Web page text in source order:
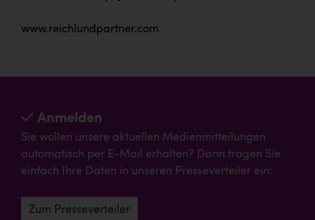
www.reichlundpartner.com
Anmelden
Sie wollen unsere aktuellen Medienmitteilungen
automatisch per E-Mail erhalten? Dann tragen Sie
einfach Ihre Daten in unseren Presseverteiler ein:
Zum Presseverteiler